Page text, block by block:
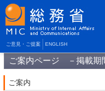
ご意見・ご提案 ENGLISH
ご案内ページ －掲載期
ご案内